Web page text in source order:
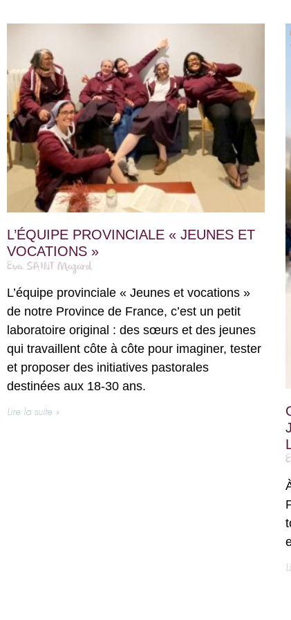
L’ÉQUIPE PROVINCIALE « JEUNES ET
VOCATIONS »
Eva SAINT Mazard
L’équipe provinciale « Jeunes et vocations »
de notre Province de France, c’est un petit
laboratoire original : des sœurs et des jeunes
qui travaillent côte à côte pour imaginer, tester
et proposer des initiatives pastorales
destinées aux 18-30 ans.
Lire la suite »